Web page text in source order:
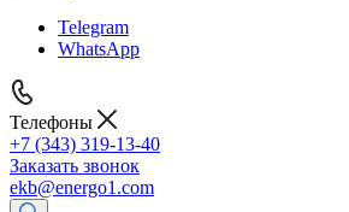
Telegram
WhatsApp
Телефоны
+7 (343) 319-13-40
Заказать звонок
ekb@energo1.com